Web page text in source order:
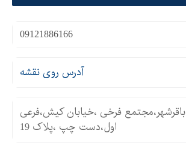
09121886166
آدرس روی نقشه
باقرشهر،مجتمع فرخی ،خیابان کیش،فرعی
اول،دست چپ ،پلاک 19